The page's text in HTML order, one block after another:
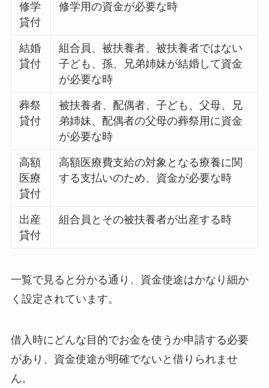
修学
貸付
修学用の資金が必要な時
結婚
貸付
組合員、被扶養者、被扶養者ではない
子ども、孫、兄弟姉妹が結婚して資金
が必要な時
葬祭
貸付
被扶養者、配偶者、子ども、父母、兄
弟姉妹、配偶者の父母の葬祭用に資金
が必要な時
高額
医療
貸付
高額医療費支給の対象となる療養に関
する支払いのため、資金が必要な時
出産
貸付
組合員とその被扶養者が出産する時
一覧で見ると分かる通り、資金使途はかなり細か
く設定されています。
借入時にどんな目的でお金を使うか申請する必要
があり、資金使途が明確でないと借りられませ
ん。